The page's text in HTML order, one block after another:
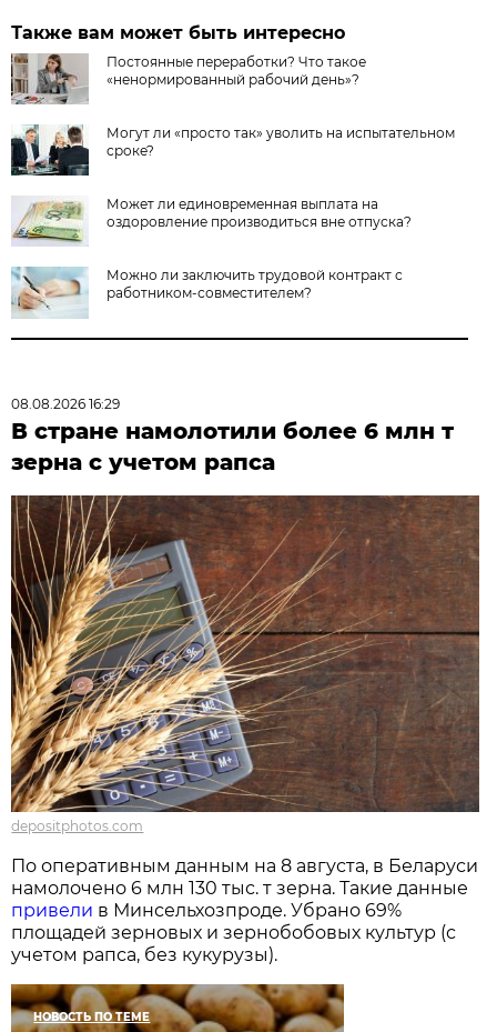
Также вам может быть интересно
Постоянные переработки? Что такое
«ненормированный рабочий день»?
Могут ли «просто так» уволить на испытательном
сроке?
Может ли единовременная выплата на
оздоровление производиться вне отпуска?
Можно ли заключить трудовой контракт с
работником-совместителем?
08.08.2026 16:29
В стране намолотили более 6 млн т
зерна с учетом рапса
depositphotos.com
По оперативным данным на 8 августа, в Беларуси
намолочено 6 млн 130 тыс. т зерна. Такие данные
привели в Минсельхозпроде. Убрано 69%
площадей зерновых и зернобобовых культур (с
учетом рапса, без кукурузы).
НОВОСТЬ ПО ТЕМЕ